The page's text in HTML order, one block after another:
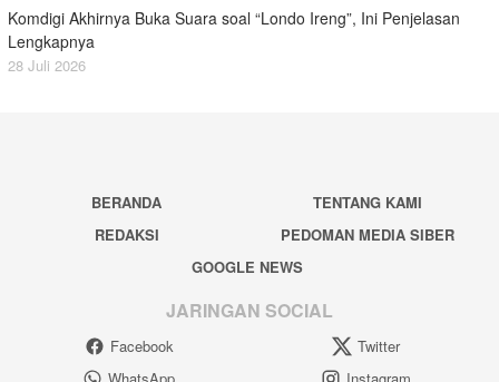
Komdigi Akhirnya Buka Suara soal “Londo Ireng”, Ini Penjelasan
Lengkapnya
28 Juli 2026
BERANDA
TENTANG KAMI
REDAKSI
PEDOMAN MEDIA SIBER
GOOGLE NEWS
JARINGAN SOCIAL
Facebook
Twitter